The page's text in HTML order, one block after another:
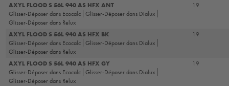
AXYL FLOOD S 56L 940 AS HFX ANT
Glisser-Déposer dans Ecocalc Glisser-Déposer dans Dialux
Glisser-Déposer dans Relux
19
AXYL FLOOD S 56L 940 AS HFX BK
Glisser-Déposer dans Ecocalc Glisser-Déposer dans Dialux
Glisser-Déposer dans Relux
19
AXYL FLOOD S 56L 940 AS HFX GY
Glisser-Déposer dans Ecocalc Glisser-Déposer dans Dialux
Glisser-Déposer dans Relux
19